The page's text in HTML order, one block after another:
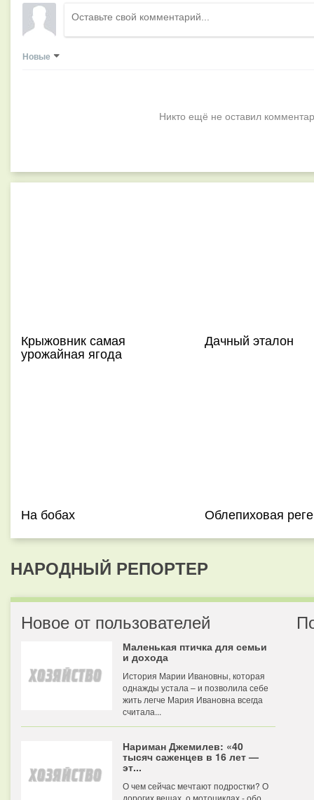
Новые
Никто ещё не оставил
Крыжовник самая
урожайная ягода
Дачный эталон
На бобах Облепиховая
НАРОДНЫЙ РЕПОРТЕР
Новое от пользователей
Маленькая птичка для семьи
и дохода
История Марии Ивановны, которая
однажды устала – и позволила себе
жить легче Мария Ивановна всегда
считала...
Нариман Джемилев: «40
тысяч саженцев в 16 лет —
эт...
О чем сейчас мечтают подростки? О
дорогих вещах, о мотоциклах - обо